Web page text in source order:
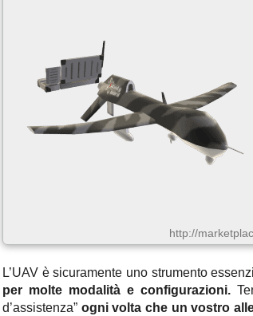
http://
L’UAV è sicuramente uno strumento
per molte modalità e configurazioni.
d’assistenza” ogni volta che un vostro